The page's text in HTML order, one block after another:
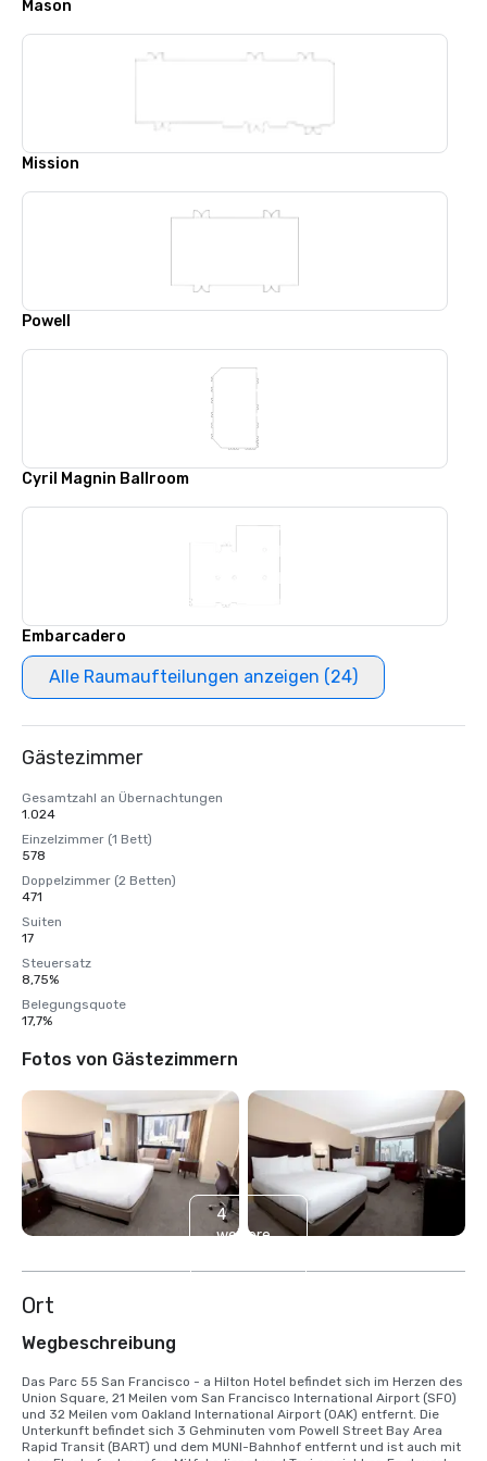
Mason
Mission
Powell
Cyril Magnin Ballroom
Embarcadero
Alle Raumaufteilungen anzeigen (24)
Gästezimmer
Gesamtzahl an Übernachtungen
1.024
Einzelzimmer (1 Bett)
578
Doppelzimmer (2 Betten)
471
Suiten
17
Steuersatz
8,75%
Belegungsquote
17,7%
Fotos von Gästezimmern
4
weitere
Ort
Wegbeschreibung
Das Parc 55 San Francisco - a Hilton Hotel befindet sich im Herzen des
Union Square, 21 Meilen vom San Francisco International Airport (SFO)
und 32 Meilen vom Oakland International Airport (OAK) entfernt. Die
Unterkunft befindet sich 3 Gehminuten vom Powell Street Bay Area
Rapid Transit (BART) und dem MUNI-Bahnhof entfernt und ist auch mit